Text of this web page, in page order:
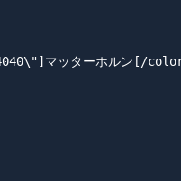
マッターホルン[/